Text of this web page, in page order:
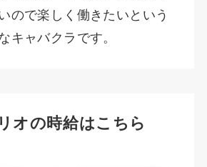
ので楽しく働きたいという
キャバクラです。
オの時給はこちら